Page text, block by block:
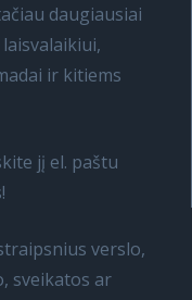
daugiausiai
ir kitiems
jį el. paštu
verslo,
sveikatos ar